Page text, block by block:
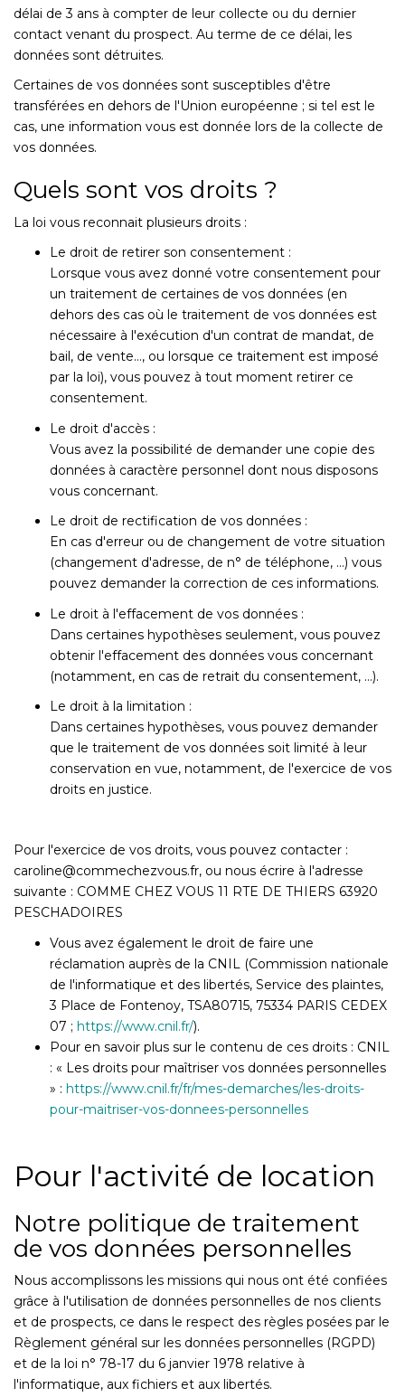
délai de 3 ans à compter de leur collecte ou du dernier
contact venant du prospect. Au terme de ce délai, les
données sont détruites.
Certaines de vos données sont susceptibles d'être
transférées en dehors de l'Union européenne ; si tel est le
cas, une information vous est donnée lors de la collecte de
vos données.
Quels sont vos droits ?
La loi vous reconnait plusieurs droits :
Le droit de retirer son consentement :
Lorsque vous avez donné votre consentement pour
un traitement de certaines de vos données (en
dehors des cas où le traitement de vos données est
nécessaire à l'exécution d'un contrat de mandat, de
bail, de vente…, ou lorsque ce traitement est imposé
par la loi), vous pouvez à tout moment retirer ce
consentement.
Le droit d'accès :
Vous avez la possibilité de demander une copie des
données à caractère personnel dont nous disposons
vous concernant.
Le droit de rectification de vos données :
En cas d'erreur ou de changement de votre situation
(changement d'adresse, de n° de téléphone, …) vous
pouvez demander la correction de ces informations.
Le droit à l'effacement de vos données :
Dans certaines hypothèses seulement, vous pouvez
obtenir l'effacement des données vous concernant
(notamment, en cas de retrait du consentement, …).
Le droit à la limitation :
Dans certaines hypothèses, vous pouvez demander
que le traitement de vos données soit limité à leur
conservation en vue, notamment, de l'exercice de vos
droits en justice.
Pour l'exercice de vos droits, vous pouvez contacter :
caroline@commechezvous.fr, ou nous écrire à l'adresse
suivante : COMME CHEZ VOUS 11 RTE DE THIERS 63920
PESCHADOIRES
Vous avez également le droit de faire une
réclamation auprès de la CNIL (Commission nationale
de l'informatique et des libertés, Service des plaintes,
3 Place de Fontenoy, TSA80715, 75334 PARIS CEDEX
07 ; https://www.cnil.fr/).
Pour en savoir plus sur le contenu de ces droits : CNIL
: « Les droits pour maîtriser vos données personnelles
» : https://www.cnil.fr/fr/mes-demarches/les-droits-
pour-maitriser-vos-donnees-personnelles
Pour l'activité de location
Notre politique de traitement
de vos données personnelles
Nous accomplissons les missions qui nous ont été confiées
grâce à l'utilisation de données personnelles de nos clients
et de prospects, ce dans le respect des règles posées par le
Règlement général sur les données personnelles (RGPD)
et de la loi n° 78-17 du 6 janvier 1978 relative à
l'informatique, aux fichiers et aux libertés.